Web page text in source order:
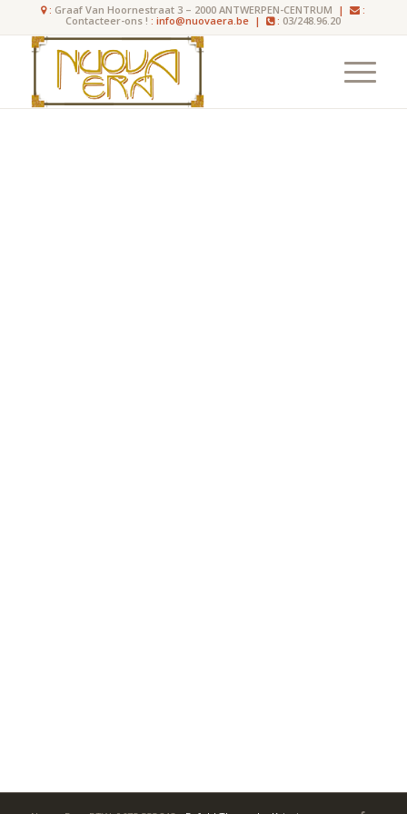
: Graaf Van Hoornestraat 3 – 2000 ANTWERPEN-CENTRUM |
:
Contacteer-ons ! : info@nuovaera.be | : 03/248.96.20